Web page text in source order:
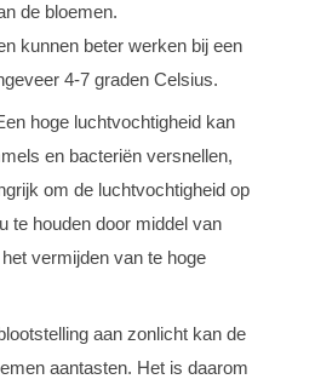
de bloemen.
kunnen beter werken bij een
4-7 graden Celsius.
hoge luchtvochtigheid kan
en bacteriën versnellen,
om de luchtvochtigheid op
te houden door middel van
vermijden van te hoge
aan zonlicht kan de
aantasten. Het is daarom